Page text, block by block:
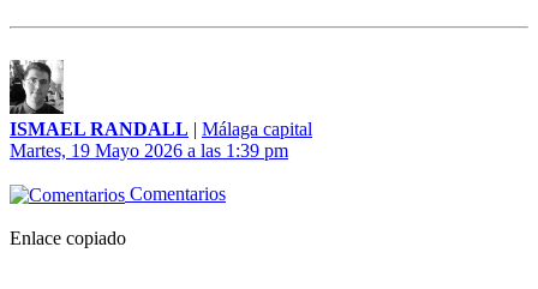
ISMAEL RANDALL | Málaga capital
Martes, 19 Mayo 2026 a las 1:39 pm
Comentarios
Enlace copiado